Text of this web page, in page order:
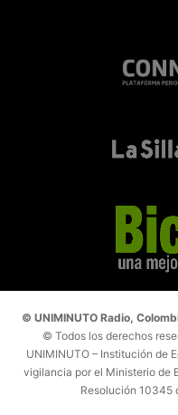
© UNIMINUTO Radio,
© Todos los derechos
UNIMINUTO – Institución de
vigilancia por el Ministerio de
Resolución 10345